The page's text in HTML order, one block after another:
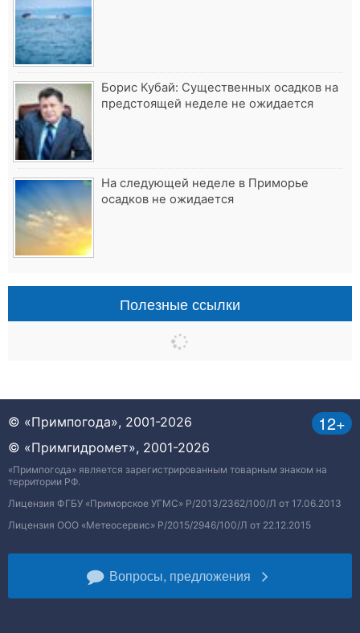
Борис Кубай: Существенных осадков на
предстоящей неделе не ожидается
На следующей неделе в Приморье
осадков не ожидается
Полезные ссылки
12+
© «Примпогода», 2001-2026
© «Примгидромет», 2001-2026
«Примпогода» является зарегистрированным товарным знаком на
территории РФ.
Лицензия ФГБУ «Приморское УГМС» Р/2013/2362/100/Л от 17.06.2013
Лицензия ООО «Метеосервис» Р/2015/2946/100/Л от 22.12.2015
Вопросы, предложения